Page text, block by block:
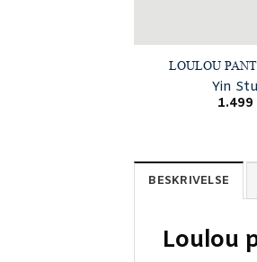
LOULOU
Yin
1.499
BESKRIVELSE
Loulou